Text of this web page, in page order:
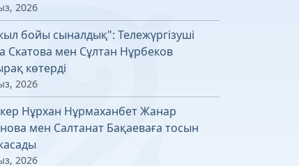
2026
бойы сыналдық": Тележүргізуші
Скатова мен Сұлтан Нұрбеков
көтерді
2026
Нұрхан Нұрмаханбет Жанар
мен Салтанат Бақаеваға тосын
2026